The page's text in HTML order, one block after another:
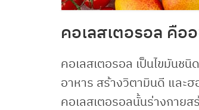
คอเลสเตอรอล คืออ
คอเลสเตอรอล เป็นไขมันช
อาหาร สร้างวิตามินดี และ
คอเลสเตอรอลนั้นร่างกายส